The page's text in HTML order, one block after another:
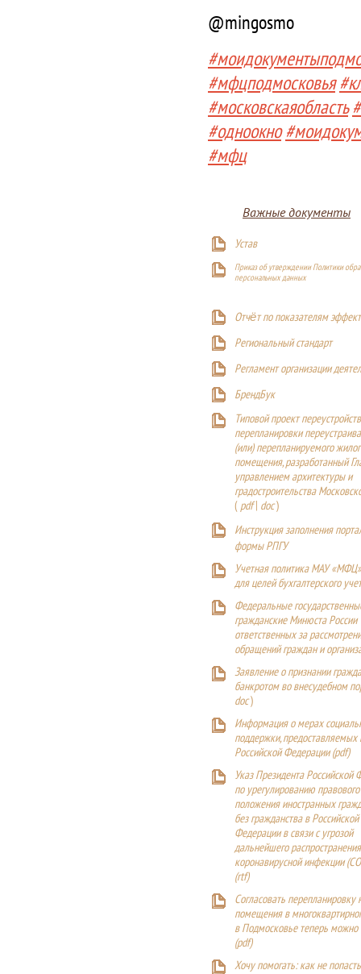
@mingosmo
#мфцподмосковья
#московскаяобласть
#одноокно
#мфц
Важные документы
Устав
Приказ об утверждении Политики
персональных данных
Отчёт по показателям
Региональный стандарт
Регламент организации
БрендБук
Типовой проект
перепланировки
(или) перепланируемого
помещения, разработанный
управлением архитектуры и
градостроительства
(pdf| doc)
Инструкция заполнения
формы РПГУ
Учетная политика МАУ
для целей бухгалтерского
Федеральные
гражданские Минюста России
ответственных за
обращений граждан и
Заявление о признании
банкротом во внесудебном
doc)
Информация о мерах
поддержки,
Российской Федерации (pdf)
Указ Президента Российской
по урегулированию правового
положения иностранных
без гражданства в Российской
Федерации в связи с угрозой
дальнейшего
коронавирусной инфекции
(rtf)
Согласовать перепланировку
помещения в
в Подмосковье теперь можно
(pdf)
Хочу помогать: как не